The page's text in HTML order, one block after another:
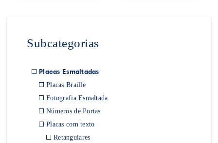
Subcategorias
Placas Esmaltadas
Placas Braille
Fotografia Esmaltada
Números de Portas
Placas com texto
Retangulares